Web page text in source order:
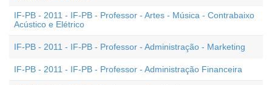
IF-PB - 2011 - IF-PB - Professor - Artes - Música - Contrabaixo
Acústico e Elétrico
IF-PB - 2011 - IF-PB - Professor - Administração - Marketing
IF-PB - 2011 - IF-PB - Professor - Administração Financeira